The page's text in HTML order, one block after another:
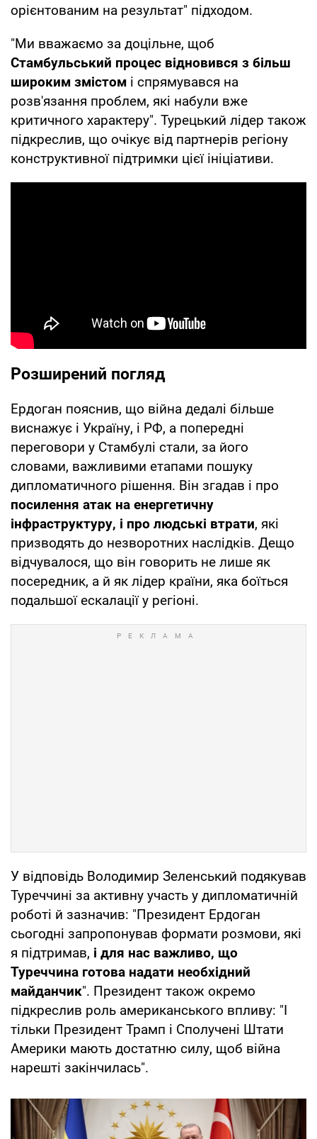
орієнтованим на результат" підходом.
"Ми вважаємо за доцільне, щоб
Стамбульський процес відновився з більш
широким змістом і спрямувався на
розв'язання проблем, які набули вже
критичного характеру". Турецький лідер також
підкреслив, що очікує від партнерів регіону
конструктивної підтримки цієї ініціативи.
Розширений погляд
Ердоган пояснив, що війна дедалі більше
виснажує і Україну, і РФ, а попередні
переговори у Стамбулі стали, за його
словами, важливими етапами пошуку
дипломатичного рішення. Він згадав і про
посилення атак на енергетичну
інфраструктуру, і про людські втрати, які
призводять до незворотних наслідків. Дещо
відчувалося, що він говорить не лише як
посередник, а й як лідер країни, яка боїться
подальшої ескалації у регіоні.
У відповідь Володимир Зеленський подякував
Туреччині за активну участь у дипломатичній
роботі й зазначив: "Президент Ердоган
сьогодні запропонував формати розмови, які
я підтримав, і для нас важливо, що
Туреччина готова надати необхідний
майданчик". Президент також окремо
підкреслив роль американського впливу: "І
тільки Президент Трамп і Сполучені Штати
Америки мають достатню силу, щоб війна
нарешті закінчилась".